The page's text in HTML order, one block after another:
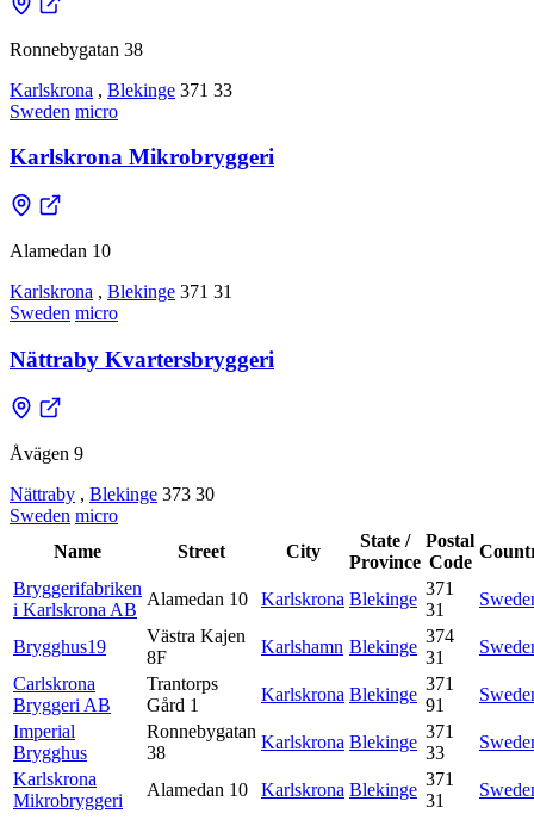
Ronnebygatan 38
Karlskrona , Blekinge 371 33
Sweden micro
Karlskrona Mikrobryggeri
Alamedan 10
Karlskrona , Blekinge 371 31
Sweden micro
Nättraby Kvartersbryggeri
Åvägen 9
Nättraby , Blekinge 373 30
Sweden micro
Name
Street City
State /
Province
Postal
Code
Bryggerifabriken
i Karlskrona AB
Alamedan 10 Karlskrona Blekinge
371
31
Brygghus19
Västra Kajen
8F
Karlshamn Blekinge
374
31
Carlskrona
Bryggeri AB
Trantorps
Gård 1
Karlskrona Blekinge
371
91
Imperial
Brygghus
Ronnebygatan
38
Karlskrona Blekinge
371
33
Karlskrona
Mikrobryggeri
Alamedan 10 Karlskrona Blekinge
371
31